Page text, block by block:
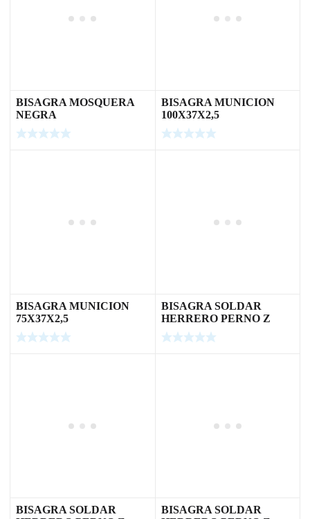
BISAGRA MOSQUERA
NEGRA
BISAGRA MUNICION
100X37X2,5
BISAGRA MUNICION
75X37X2,5
BISAGRA SOLDAR
HERRERO PERNO Z
100X8X2,5
BISAGRA SOLDAR
BISAGRA SOLDAR